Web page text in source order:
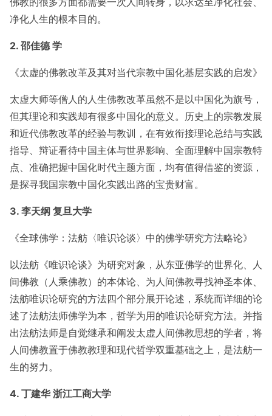
净化人生的根本目的。
2. 邵佳德 学
《太虚的佛教改革及其对当代宗教中国化基层实践的启发》
太虚大师等僧人的人生佛教改革虽然不是以中国化为旗号，
但其理论和实践却有很多中国化的意义。历史上的宗教发展
和近代佛教改革的经验与教训，在有效衔接理论总结与实践
指导、辩证看待中国主体与世界影响、全面理解中国宗教特
点、准确把握中国化时代主题方面，均有值得借鉴的资源，
是探寻我国宗教中国化实践出路的宝贵财富。
3. 李天纲 复旦大学
《全球佛学：法舫〈唯识论谈〉中的佛学研究方法略论》
以法舫《唯识论谈》为研究对象，从东亚佛学的世界化、人
间佛教（人乘佛教）的本体论、为人间佛教寻找神圣本体、
法舫唯识论研究的方法四个部分展开论述，系统而详细的论
述了法舫法师佛学为本，哲学为用的唯识论研究方法。并指
出法舫法师是自觉继承和阐发太虚人间佛教思想的学者，将
人间佛教置于佛教教理和现代哲学双重基础之上，是法舫一
生的努力。
4. 丁建华 浙江工商大学